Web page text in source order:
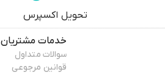
تحویل اکسپرس
خدمات مشتریان
سوالات متداول
قوانین مرجوعی